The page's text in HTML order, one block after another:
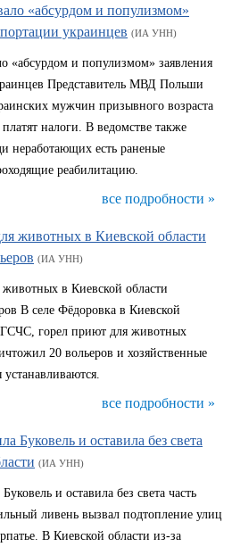
«абсурдом и популизмом»
украинцев (ИА УНН)
и популизмом» заявления
Представитель МВД Польши
мужчин призывного возраста
налоги. В ведомстве также
неработающих есть раненые
реабилитацию.
все подробности »
животных в Киевской области
(ИА УНН)
в Киевской области
В селе Фёдоровка в Киевской
горел приют для животных
20 вольеров и хозяйственные
все подробности »
Буковель и оставила без света
(ИА УНН)
и оставила без света часть
ливень вызвал подтопление улиц
В Киевской области из-за